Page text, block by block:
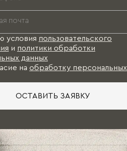
условия пользовательского
и политики обработки
данных
на обработку персональных
ОСТАВИТЬ ЗАЯВКУ